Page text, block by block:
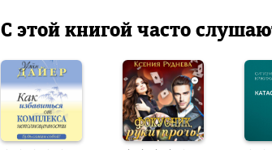
С этой книгой часто